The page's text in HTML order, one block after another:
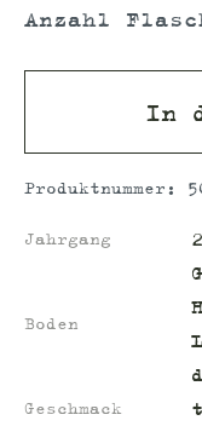
Anzahl
In
Produktnummer:
Jahrgang
Boden
Geschmack